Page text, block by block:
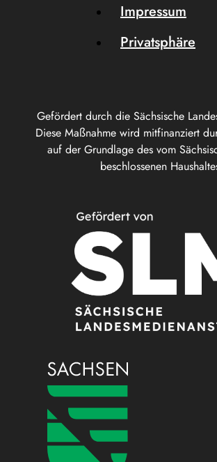
Gefördert durch die Sächsische
Diese Maßnahme wird mitfinanziert
auf der Grundlage des vom
beschlossenen
Impressum
Privatsphäre